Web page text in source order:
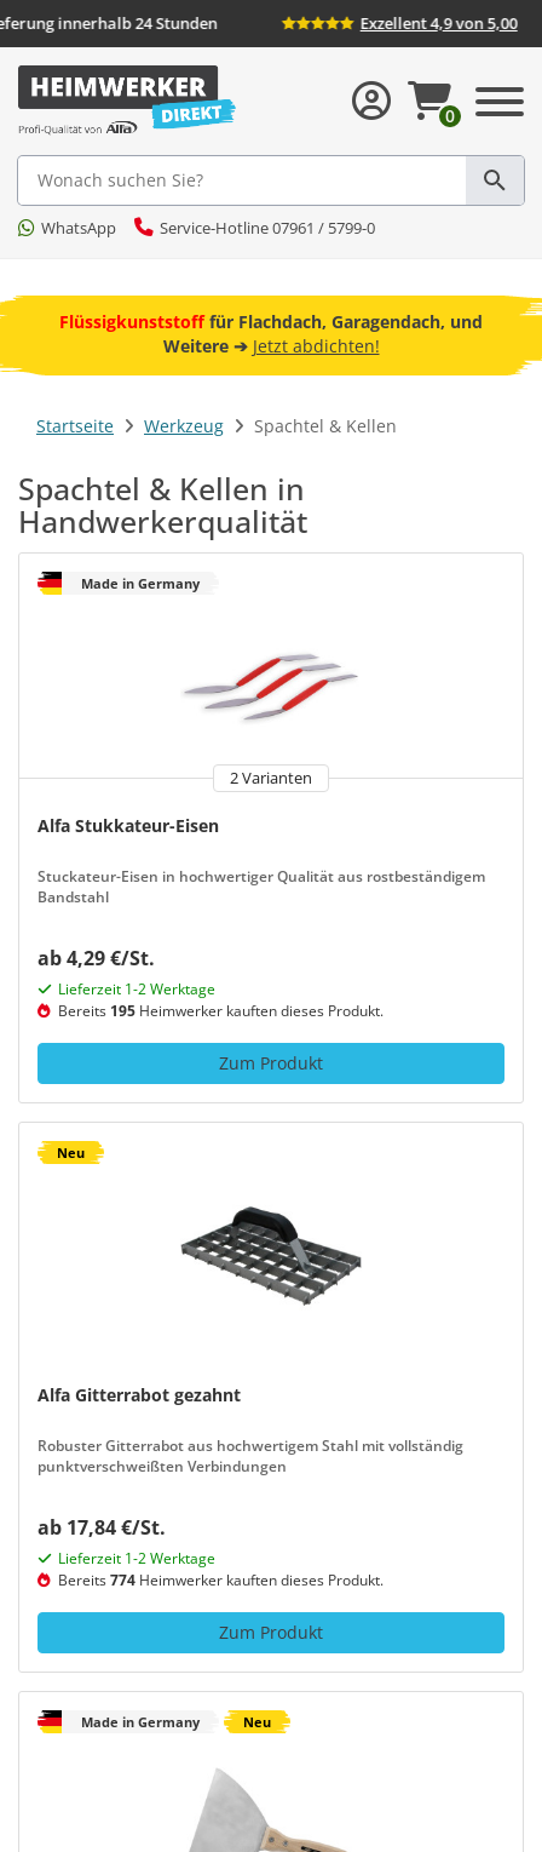
Lieferung innerhalb 24 Stunden
Suche
WhatsApp Service-Hotline 07961 / 5799-0
0
Flüssigkunststofffür Flachdach, Garagendach, und
Weitere ➔ Jetzt abdichten!
Startseite Werkzeug Spachtel & Kellen
Spachtel & Kellen in
Handwerkerqualität
Made in Germany
2 Varianten
Alfa Stukkateur-Eisen
Stuckateur-Eisen in hochwertiger Qualität aus rostbeständigem
Bandstahl
ab 4,29 €/St.
Lieferzeit 1-2 Werktage
Bereits 195 Heimwerker kauften dieses Produkt.
Zum Produkt
Neu
Alfa Gitterrabot gezahnt
Robuster Gitterrabot aus hochwertigem Stahl mit vollständig
punktverschweißten Verbindungen
ab 17,84 €/St.
Lieferzeit 1-2 Werktage
Bereits774 Heimwerker kauften dieses Produkt.
Zum Produkt
Made in Germany Neu